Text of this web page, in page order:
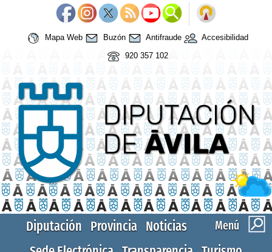
Mapa Web Buzón Antifraude
Accesibilidad
920 357 102
Menú
Diputación Provincia Noticias